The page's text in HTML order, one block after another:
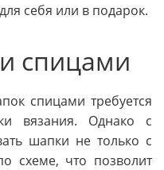
себя или в подарок.
спицами
спицами требуется
вязания. Однако с
шапки не только с
схеме, что позволит